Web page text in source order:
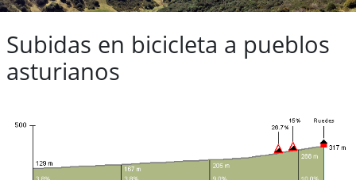
Subidas en bicicleta a pueblos
asturianos